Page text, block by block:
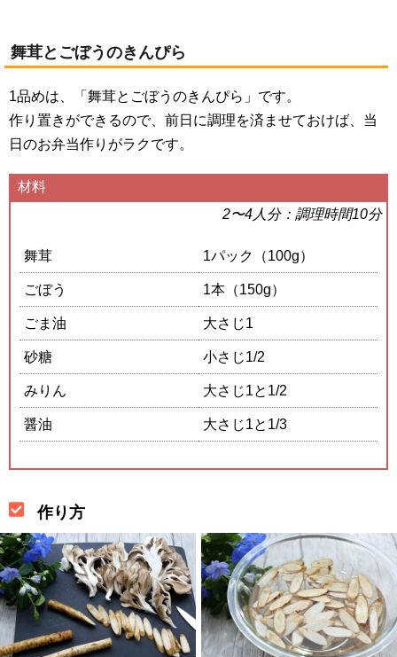
舞茸とごぼうのきんぴら
1品めは、「舞茸とごぼうのきんぴら」です。
作り置きができるので、前日に調理を済ませておけば、当
日のお弁当作りがラクです。
材料
2〜4人分：調理時間10分
舞茸 1パック（100g）
ごぼう 1本（150g）
ごま油 大さじ1
砂糖 小さじ1/2
みりん 大さじ1と1/2
醤油 大さじ1と1/3
作り方